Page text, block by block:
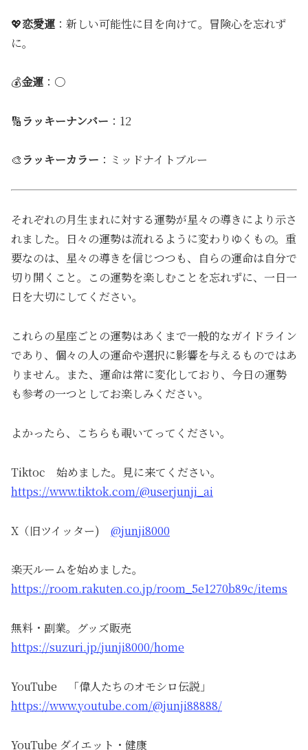
💖恋愛運 ：新しい可能性に目を向けて。冒険心を忘れず
に。
💰金運 ：〇
🔢 ラッキーナンバー ：12
🎨 ラッキーカラー ：ミッドナイトブルー
それぞれの月生まれに対する運勢が星々の導きにより示さ
れました。日々の運勢は流れるように変わりゆくもの。重
要なのは、星々の導きを信じつつも、自らの運命は自分で
切り開くこと。この運勢を楽しむことを忘れずに、一日一
日を大切にしてください。
これらの星座ごとの運勢はあくまで一般的なガイドライン
であり、個々の人の運命や選択に影響を与えるものではあ
りません。また、運命は常に変化しており、今日の運勢
も参考の一つとしてお楽しみください。
よかったら、こちらも覗いてってください。
Tiktoc 始めました。見に来てください。
https://www.tiktok.com/@userjunji_ai
X（旧ツイッター) @junji8000
楽天ルームを始めました。
https://room.rakuten.co.jp/room_5e1270b89c/items
無料・副業。グッズ販売
https://suzuri.jp/junji8000/home
YouTube 「偉人たちのオモシロ伝説」
https://www.youtube.com/@junji88888/
YouTube ダイエット・健康